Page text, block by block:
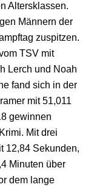
Altersklassen.
Männern der
zuspitzen.
TSV mit
Lerch und Noah
fand sich in der
mit 51,011
gewinnen
Krimi. Mit drei
12,84 Sekunden,
Minuten über
dem lange